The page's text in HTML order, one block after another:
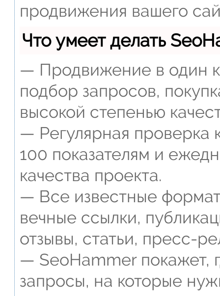
продвижения вашего
Что умеет делать
— Продвижение в один
подбор запросов,
высокой степенью
— Регулярная проверка
100 показателям и
качества проекта.
— Все известные
вечные ссылки,
отзывы, статьи, пресс-
— SeoHammer покажет,
запросы, на которые